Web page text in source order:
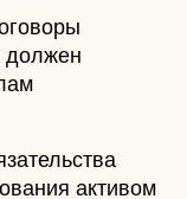
должен
активом